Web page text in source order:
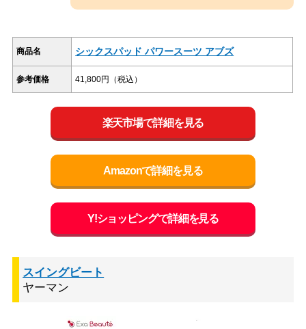
商品名 シックスパッド パワースーツ アブズ
参考価格 41,800円（税込）
楽天市場で詳細を見る
Amazonで詳細を見る
Y!ショッピングで詳細を見る
スイングビート
ヤーマン